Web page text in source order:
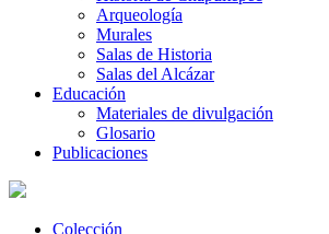
Arqueología
Murales
Salas de Historia
Salas del Alcázar
Educación
Materiales de divulgación
Glosario
Publicaciones
Colección